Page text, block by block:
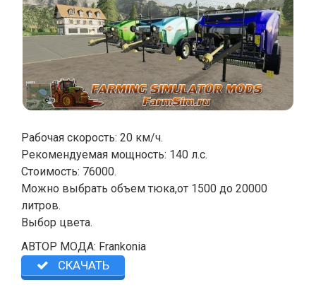
Рабочая скорость: 20 км/ч.
Рекомендуемая мощность: 140 л.с.
Стоимость: 76000.
Можно выбрать объем тюка,от 1500 до 20000
литров.
Выбор цвета.
АВТОР МОДА: Frankonia
СКАЧАТЬ